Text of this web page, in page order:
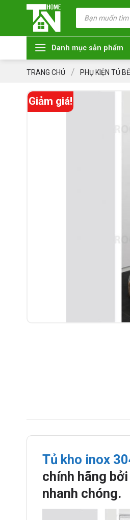
Tìm
kiếm
phẩm
Danh mục sản phẩm
TRANG CHỦ / PHỤ KIỆN TỦ
Giảm giá!
Tủ kho inox
chính hãng
nhanh chóng.